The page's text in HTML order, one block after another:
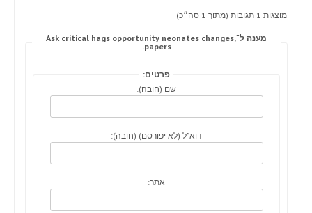
מוצגות 1 תגובות (מתוך 1 סה״כ)
מענה ל־Ask critical hags opportunity neonates changes,
papers.
פרטים:
שם (חובה):
דוא"ל (לא יפורסם) (חובה):
אתר: